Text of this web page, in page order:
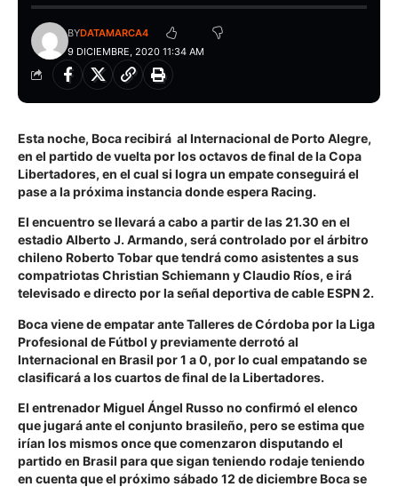
9 DICIEMBRE, 2020 11:34 AM
BYDATAMARCA4
Esta noche, Boca recibirá al Internacional de Porto Alegre,
en el partido de vuelta por los octavos de final de la Copa
Libertadores, en el cual si logra un empate conseguirá el
pase a la próxima instancia donde espera Racing.
El encuentro se llevará a cabo a partir de las 21.30 en el
estadio Alberto J. Armando, será controlado por el árbitro
chileno Roberto Tobar que tendrá como asistentes a sus
compatriotas Christian Schiemann y Claudio Ríos, e irá
televisado e directo por la señal deportiva de cable ESPN 2.
Boca viene de empatar ante Talleres de Córdoba por la Liga
Profesional de Fútbol y previamente derrotó al
Internacional en Brasil por 1 a 0, por lo cual empatando se
clasificará a los cuartos de final de la Libertadores.
El entrenador Miguel Ángel Russo no confirmó el elenco
que jugará ante el conjunto brasileño, pero se estima que
irían los mismos once que comenzaron disputando el
partido en Brasil para que sigan teniendo rodaje teniendo
en cuenta que el próximo sábado 12 de diciembre Boca se